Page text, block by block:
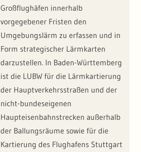
Großflughäfen innerhalb
vorgegebener Fristen den
Umgebungslärm zu erfassen und in
Form strategischer Lärmkarten
darzustellen. In Baden-Württemberg
ist die LUBW für die Lärmkartierung
der Hauptverkehrsstraßen und der
nicht-bundeseigenen
Haupteisenbahnstrecken außerhalb
der Ballungsräume sowie für die
Kartierung des Flughafens Stuttgart